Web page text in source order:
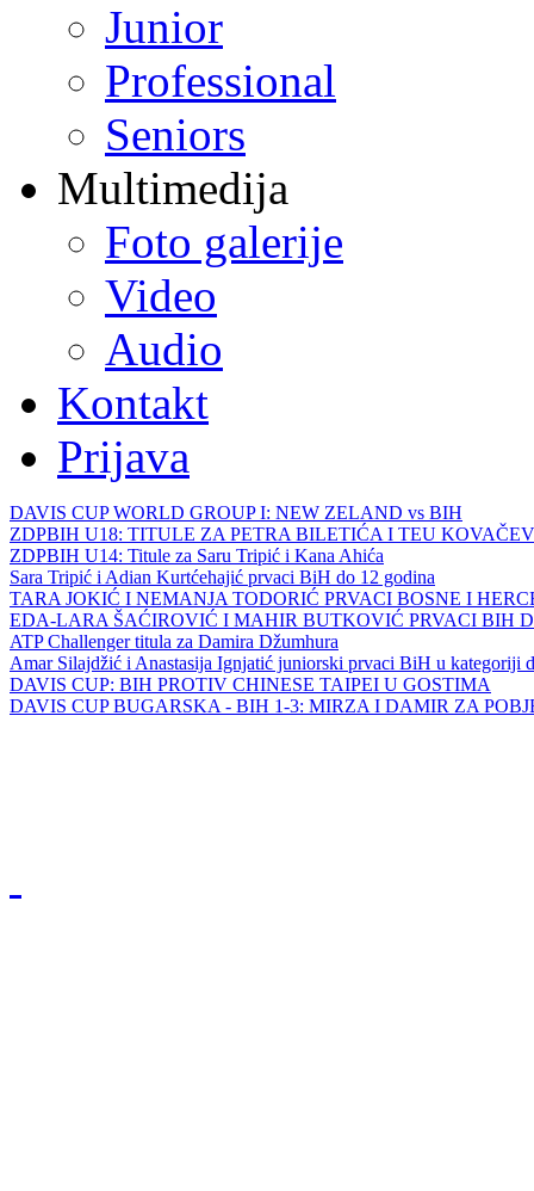
Junior
Professional
Seniors
Multimedija
Foto galerije
Video
Audio
Kontakt
Prijava
DAVIS CUP WORLD GROUP I: NEW ZELAND vs BIH
ZDPBIH U18: TITULE ZA PETRA BILETIĆA I TEU
ZDPBIH U14: Titule za Saru Tripić i Kana Ahića
Sara Tripić i Adian Kurtćehajić prvaci BiH do 12 godina
TARA JOKIĆ I NEMANJA TODORIĆ PRVACI BOSNE I
EDA-LARA ŠAĆIROVIĆ I MAHIR BUTKOVIĆ PRVACI BIH
ATP Challenger titula za Damira Džumhura
Amar Silajdžić i Anastasija Ignjatić juniorski prvaci BiH u kategoriji
DAVIS CUP: BIH PROTIV CHINESE TAIPEI U GOSTIMA
DAVIS CUP BUGARSKA - BIH 1-3: MIRZA I DAMIR ZA